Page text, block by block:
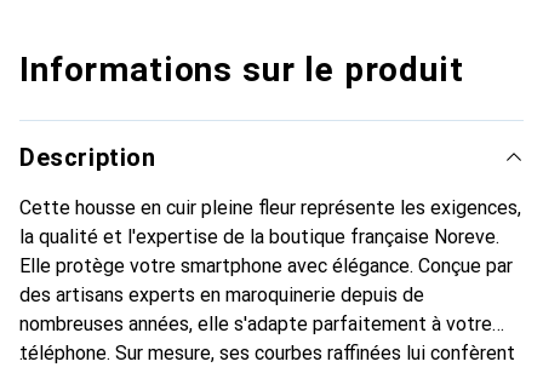
Informations sur le produit
Description
Cette housse en cuir pleine fleur représente les exigences,
la qualité et l'expertise de la boutique française Noreve.
Elle protège votre smartphone avec élégance. Conçue par
des artisans experts en maroquinerie depuis de
nombreuses années, elle s'adapte parfaitement à votre
téléphone. Sur mesure, ses courbes raffinées lui confèrent